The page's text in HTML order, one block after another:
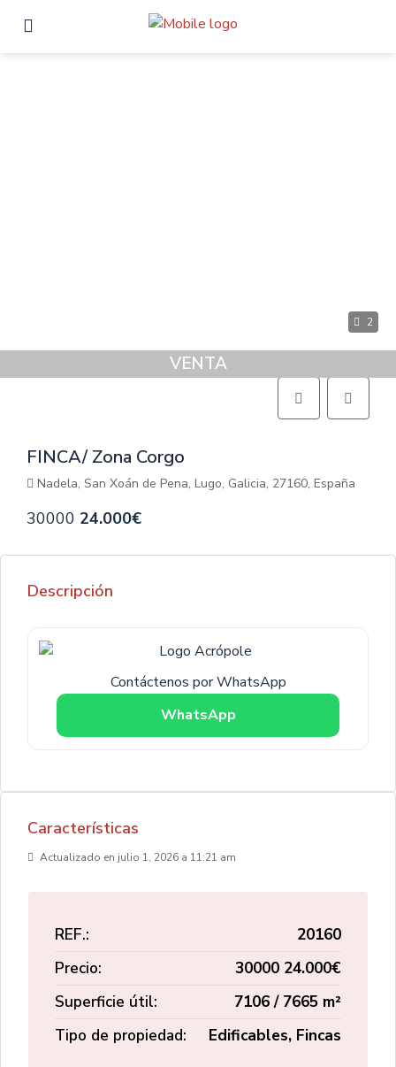
2
VENTA
FINCA/ Zona Corgo
Nadela, San Xoán de Pena, Lugo, Galicia, 27160, España
30000 24.000€
Descripción
Contáctenos por WhatsApp
WhatsApp
Características
Actualizado en julio 1, 2026 a 11:21 am
REF.:
20160
Precio:
30000 24.000€
Superficie útil:
7106 / 7665 m²
Tipo de propiedad:
Edificables, Fincas